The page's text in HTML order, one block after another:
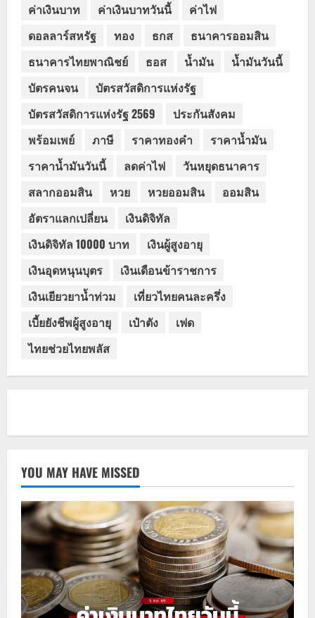
ค่าเงินบาท
ค่าเงินบาทวันนี้
ค่าไฟ
ดอลลาร์สหรัฐ
ทอง ธกส
ธนาคารออมสิน
ธนาคารไทยพาณิชย์
ธอส น้ำมัน
น้ำมันวันนี้
บัตรคนจน
บัตรสวัสดิการแห่งรัฐ
บัตรสวัสดิการแห่งรัฐ 2569
ประกันสังคม
พร้อมเพย์
ภาษี ราคาทองคำ
ราคาน้ำมัน
ราคาน้ำมันวันนี้
ลดค่าไฟ
วันหยุดธนาคาร
สลากออมสิน
หวย หวยออมสิน
ออมสิน
อัตราแลกเปลี่ยน
เงินดิจิทัล
เงินดิจิทัล 10000 บาท
เงินผู้สูงอายุ
เงินอุดหนุนบุตร
เงินเดือนข้าราชการ
เงินเยียวยาน้ำท่วม
เที่ยวไทยคนละครึ่ง
เบี้ยยังชีพผู้สูงอายุ
เป๋าตัง
เฟด
ไทยช่วยไทยพลัส
YOU MAY HAVE MISSED